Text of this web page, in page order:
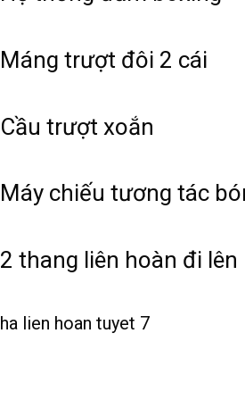
Máng trượt đôi 2 cái
Cầu trượt xoắn
Máy chiếu tương tác
2 thang liên hoàn đi lên